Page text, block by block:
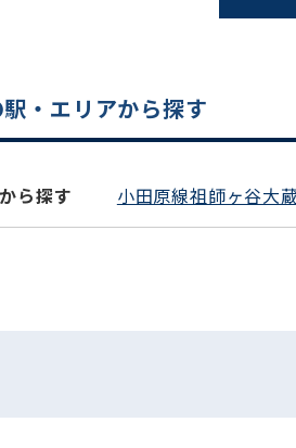
・エリアから探す
ら探す 小田原線祖師ヶ谷大